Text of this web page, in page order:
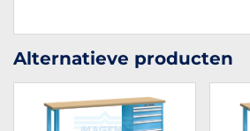
Alternatieve producten